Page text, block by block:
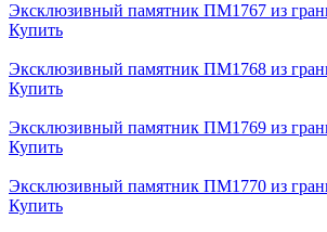
Эксклюзивный памятник ПМ1767 из
Купить
Эксклюзивный памятник ПМ1768 из
Купить
Эксклюзивный памятник ПМ1769 из
Купить
Эксклюзивный памятник ПМ1770 из
Купить